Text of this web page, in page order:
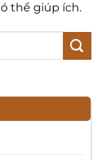
thể giúp ích.